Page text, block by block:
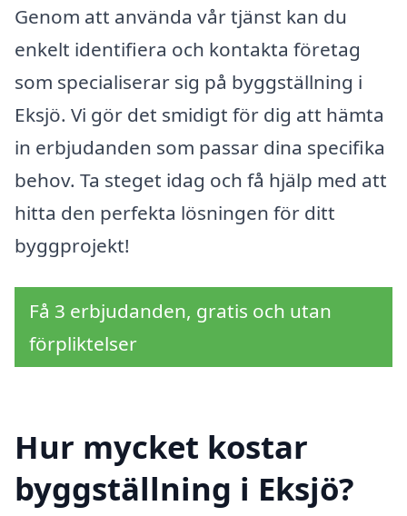
Genom att använda vår tjänst kan du
enkelt identifiera och kontakta företag
som specialiserar sig på byggställning i
Eksjö. Vi gör det smidigt för dig att hämta
in erbjudanden som passar dina specifika
behov. Ta steget idag och få hjälp med att
hitta den perfekta lösningen för ditt
byggprojekt!
Få 3 erbjudanden, gratis och utan
förpliktelser
Hur mycket kostar
byggställning i Eksjö?